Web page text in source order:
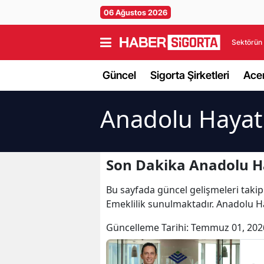
06 Ağustos 2026
Sektörün
Güncel Sigorta Şirketleri
Anadolu
Son Dakika Anadolu
Bu sayfada güncel gelişmeleri
Emeklilik sunulmaktadır. Anadolu
Güncelleme Tarihi: Temmuz 01,